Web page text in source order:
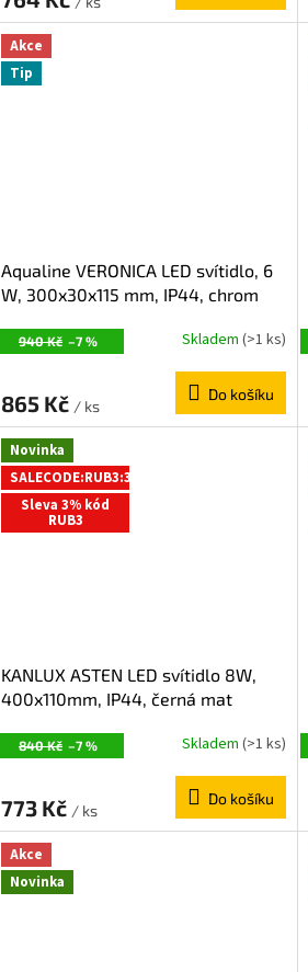
Akce
Tip
940 Kč –7 %
Aqualine VERONICA LED svítidlo, 6
W, 300x30x115 mm, IP44, chrom
Skladem (>1 ks)
865 Kč / ks
Do košíku
Novinka
SALECODE:RUB3:3:%
Sleva 3% kód
RUB3
840 Kč –7 %
KANLUX ASTEN LED svítidlo 8W,
400x110mm, IP44, černá mat
Skladem (>1 ks)
773 Kč / ks
Do košíku
Akce
Novinka